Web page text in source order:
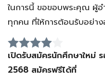
ในการนี้ ขอขอบพระคุณ ผู้
ทุกคน ที่ให้การต้อนรับอย่า
เปิดรับสมัครนักศึกษาใหม่
2568 สมัครฟรีได้ที่